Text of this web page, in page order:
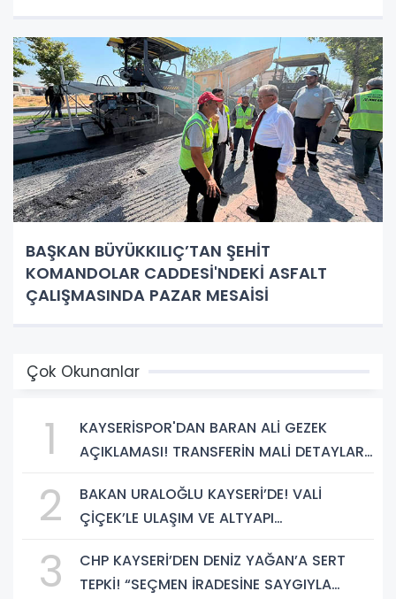
BAŞKAN BÜYÜKKILIÇ’TAN ŞEHİT
KOMANDOLAR CADDESİ'NDEKİ ASFALT
ÇALIŞMASINDA PAZAR MESAİSİ
Çok Okunanlar
1
KAYSERİSPOR'DAN BARAN ALİ GEZEK
AÇIKLAMASI! TRANSFERİN MALİ DETAYLARI
2
BAKAN URALOĞLU KAYSERİ’DE! VALİ
ÇİÇEK’LE ULAŞIM VE ALTYAPI
3
CHP KAYSERİ’DEN DENİZ YAĞAN’A SERT
TEPKİ! “SEÇMEN İRADESİNE SAYGIYLA